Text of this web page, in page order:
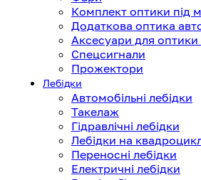
Комплект оптики під
Додаткова оптика
Аксесуари для оптики
Спецсигнали
Прожектори
Лебідки
Автомобільні лебідки
Такелаж
Гідравлічні лебідки
Лебідки на
Переносні лебідки
Електричні лебідки